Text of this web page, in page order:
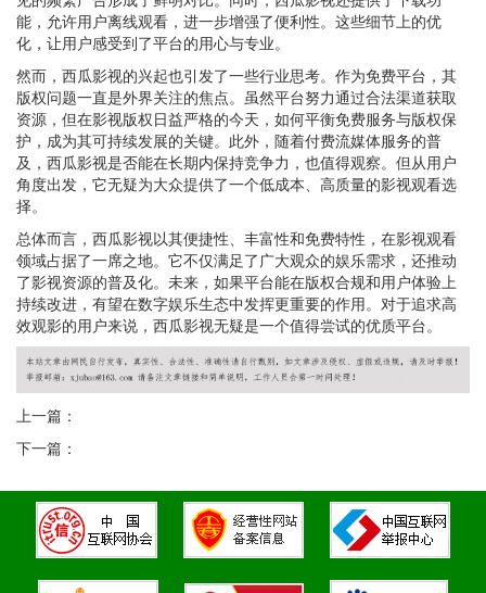
能，允许用户离线观看，进一步增强了便利性。这些细节上的优
化，让用户感受到了平台的用心与专业。
然而，西瓜影视的兴起也引发了一些行业思考。作为免费平台，其
版权问题一直是外界关注的焦点。虽然平台努力通过合法渠道获取
资源，但在影视版权日益严格的今天，如何平衡免费服务与版权保
护，成为其可持续发展的关键。此外，随着付费流媒体服务的普
及，西瓜影视是否能在长期内保持竞争力，也值得观察。但从用户
角度出发，它无疑为大众提供了一个低成本、高质量的影视观看选
择。
总体而言，西瓜影视以其便捷性、丰富性和免费特性，在影视观看
领域占据了一席之地。它不仅满足了广大观众的娱乐需求，还推动
了影视资源的普及化。未来，如果平台能在版权合规和用户体验上
持续改进，有望在数字娱乐生态中发挥更重要的作用。对于追求高
效观影的用户来说，西瓜影视无疑是一个值得尝试的优质平台。
上一篇：
下一篇：